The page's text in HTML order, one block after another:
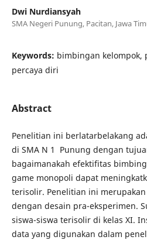
Dwi Nurdiansyah
SMA Negeri Punung, Pacitan, Jawa
Keywords: bimbingan kelompok,
percaya diri
Abstract
Penelitian ini berlatarbelakang
di SMA N 1 Punung dengan
bagaimanakah efektifitas
game monopoli dapat
terisolir. Penelitian ini
dengan desain pra-eksperimen.
siswa-siswa terisolir di kelas XI.
data yang digunakan dalam